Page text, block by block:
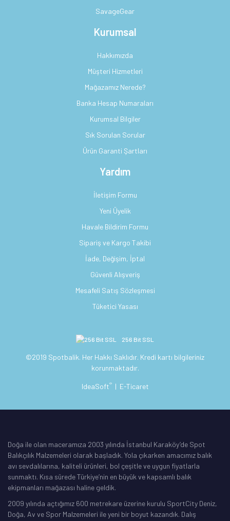
SavageGear
Kurumsal
Hakkımızda
Müşteri Hizmetleri
Mağazamız Nerede?
Banka Hesap Numaraları
Kurumsal Bilgiler
Sık Sorulan Sorular
Ürün Garanti Şartları
Yardım
İletişim Formu
Yeni Üyelik
Havale Bildirim Formu
Sipariş ve Kargo Takibi
İade, Değişim, İptal
Güvenli Alışveriş
Mesafeli Satış Sözleşmesi
Tüketici Yasası
256 Bit SSL
©2019 Spotbalik. Her Hakkı Saklıdır. Kredi kartı bilgileriniz
korunmaktadır.
IdeaSoft® | E-Ticaret
Doğa ile olan maceramıza 2003 yılında İstanbul Karaköy’de Spot
Balıkçılık Malzemeleri olarak başladık. Yola çıkarken amacımız balık
avı sevdalılarına, kaliteli ürünleri, bol çeşitle ve uygun fiyatlarla
sunmaktı. Kısa sürede Türkiye’nin en büyük ve kapsamlı balık
ekipmanları mağazası haline geldik.
2009 yılında açtığımız 600 metrekare üzerine kurulu SportCity Deniz,
Doğa, Av ve Spor Malzemeleri ile yeni bir boyut kazandık. Dalış